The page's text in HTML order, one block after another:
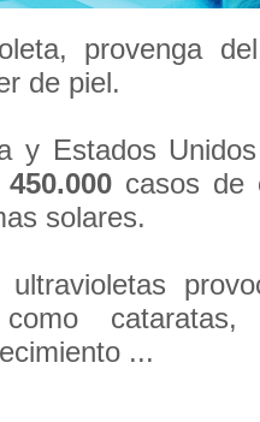
provenga
de piel.
y Estados
450.000casos de
solares.
cataratas,
...